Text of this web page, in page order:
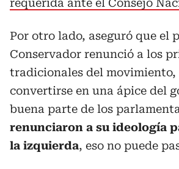
Por otro lado, aseguró que el
Conservador renunció a los
tradicionales del movimiento,
convertirse en una ápice del
buena parte de los
renunciaron a su ideología
la izquierda, eso no puede